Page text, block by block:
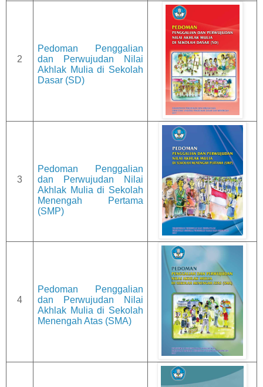
2
Pedoman Penggalian
dan Perwujudan Nilai
Akhlak Mulia di Sekolah
Dasar (SD)
3
Pedoman Penggalian
dan Perwujudan Nilai
Akhlak Mulia di Sekolah
Menengah Pertama
(SMP)
4
Pedoman Penggalian
dan Perwujudan Nilai
Akhlak Mulia di Sekolah
Menengah Atas (SMA)